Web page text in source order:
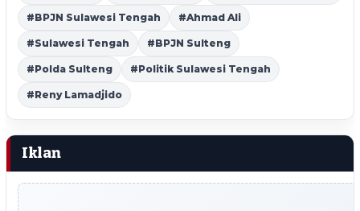
#BPJN Sulawesi Tengah #Ahmad Ali
#Sulawesi Tengah #BPJN Sulteng
#Polda Sulteng #Politik Sulawesi Tengah
#Reny Lamadjido
Iklan